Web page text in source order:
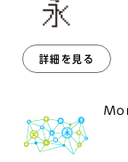
詳細を見る